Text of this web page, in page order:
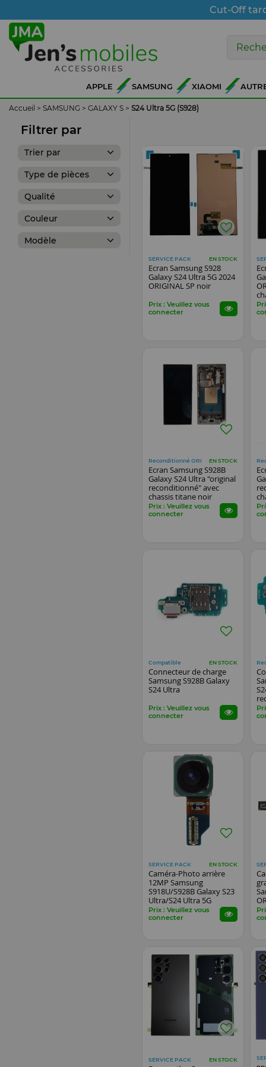
Cut-Off
APPLE SAMSUNG XIAOMI
Accueil > SAMSUNG > GALAXY S > S24 Ultra 5G (S928)
Filtrer par
Trier par
Type de pièces
Qualité
Couleur
Modèle
SERVICE PACK EN STOCK
Ecran Samsung S928
Galaxy S24 Ultra 5G 2024
ORIGINAL SP noir
Prix : Veuillez vous
connecter
Reconditionné ORI EN STOCK
Ecran Samsung S928B
Galaxy S24 Ultra "original
reconditionné" avec
chassis titane noir
Prix : Veuillez vous
connecter
Compatible EN STOCK
Connecteur de charge
Samsung S928B Galaxy
S24 Ultra
Prix : Veuillez vous
connecter
SERVICE PACK EN STOCK
Caméra-Photo arrière
12MP Samsung
S918U/S928B Galaxy S23
Ultra/S24 Ultra 5G
ORIGINAL SP
Prix : Veuillez vous
connecter
SERVICE PACK EN STOCK